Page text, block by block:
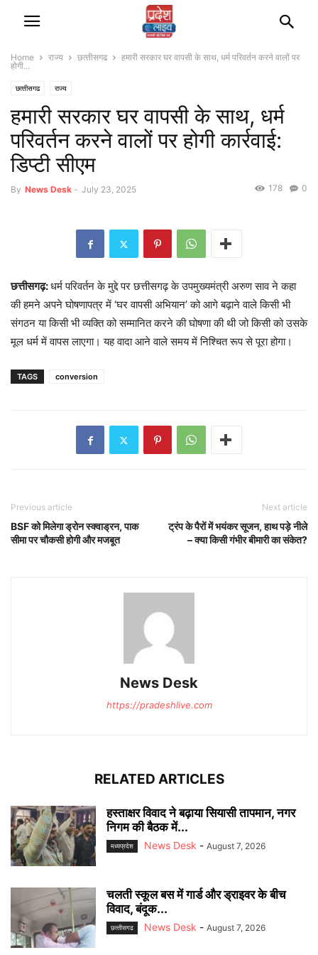
Home राज्‍य छत्‍तीसगढ
हमारी सरकार घर वापसी के साथ, धर्म परिवर्तन करने वालों पर
होगी...
छत्‍तीसगढ राज्‍य
हमारी सरकार घर वापसी के साथ, धर्म
परिवर्तन करने वालों पर होगी कार्रवाई:
डिप्टी सीएम
By News Desk - July 23, 2025 0
178
छत्तीसगढ़:धर्म परिवर्तन के मुद्दे पर छत्तीसगढ़ के उपमुख्यमंत्री अरुण साव ने कहा
की हमने अपने घोषणापत्र में ‘घर वापसी अभियान’ को आगे बढ़ाने वाले किसी भी
संगठन या किसी भी व्यक्ति को सम्मानित करने की घोषणा की थी जो किसी को उसके
मूल धर्म में वापस लाएगा। यह वादा आने वाले समय में निश्चित रूप से पूरा होगा।
TAGS conversion
Previous article
BSF को मिलेगा ड्रोन स्क्वाड्रन, पाक
सीमा पर चौकसी होगी और मजबूत
Next article
ट्रंप के पैरों में भयंकर सूजन, हाथ पड़े नीले
– क्या किसी गंभीर बीमारी का संकेत?
News Desk
https://pradeshlive.com
RELATED ARTICLES
हस्ताक्षर विवाद ने बढ़ाया सियासी तापमान, नगर
निगम की बैठक में...
मध्यप्रदेश News Desk - August 7, 2026
चलती स्कूल बस में गार्ड और ड्राइवर के बीच
विवाद, बंदूक...
छत्‍तीसगढ News Desk - August 7, 2026